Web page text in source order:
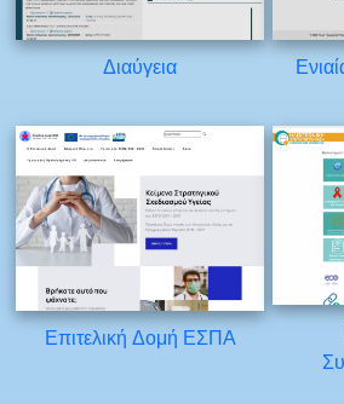
Διαύγεια
Επιτελική Δομή ΕΣΠΑ